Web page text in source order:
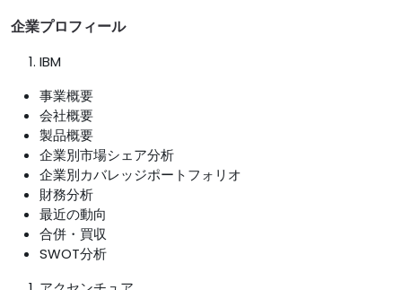
企業プロフィール
IBM
事業概要
会社概要
製品概要
企業別市場シェア分析
企業別カバレッジポートフォリオ
財務分析
最近の動向
合併・買収
SWOT分析